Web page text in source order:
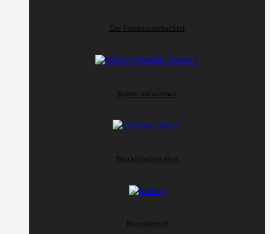
Die Feinkostsschachtel
Kisten mitnehmen
Brathähnchen-Box
Klappdeckel